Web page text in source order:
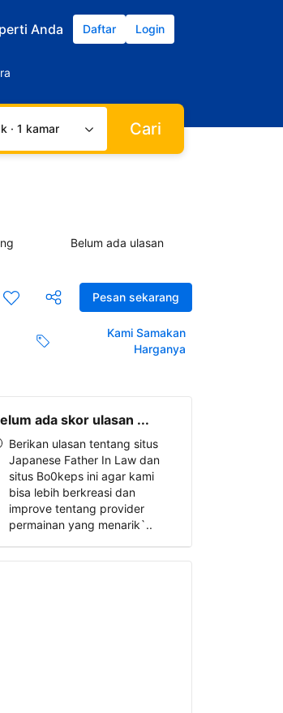
Anda Daftar Login
· 1 kamar Cari
Belum ada ulasan
Pesan sekarang
Kami Samakan
Harganya
ada skor ulasan ...
Berikan ulasan tentang situs
Japanese Father In Law dan
situs Bo0keps ini agar kami
bisa lebih berkreasi dan
improve tentang provider
permainan yang menarik`..